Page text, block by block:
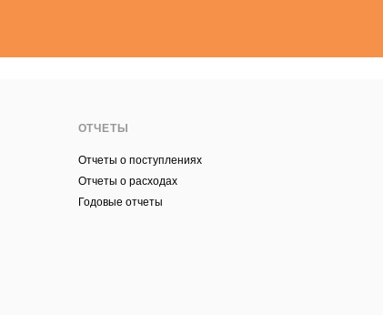
ОТЧЕТЫ
Отчеты о поступлениях
Отчеты о расходах
Годовые отчеты